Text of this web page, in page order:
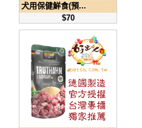
犬用保健鮮食(預...
$70